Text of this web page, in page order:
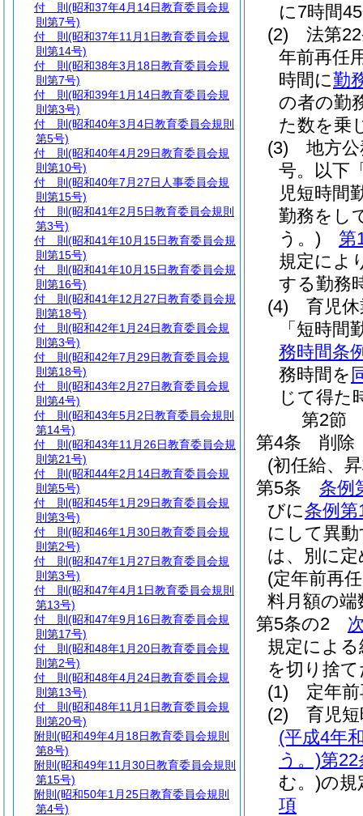
に7時間
(2)
法第
年前再任
時間に勤
の者の勤
た数を乗
(3)
地方
号。以下
児短時間
勤務をし
う。)
第
規定によ
する勤務
(4)
育児
「短時間
務時間条
務時間を
じて得た
第2節
第4条
削除
(初任給、
第5条
条例
びに条例第
にして異
は、別に
(定年前再
料月額の端
第5条の2
規定によ
を切り捨
(1)
定年
(2)
育児
(平成4年
う。)第22
む。)の規
項
付 則 (昭和37年4月14日教育委員会規
則第7号)
付 則 (昭和37年11月1日教育委員会規
則第14号)
付 則 (昭和38年3月18日教育委員会規
則第7号)
付 則 (昭和39年1月14日教育委員会規
則第3号)
付 則 (昭和40年3月4日教育委員会規則
第5号)
付 則 (昭和40年4月29日教育委員会規
則第10号)
付 則 (昭和40年7月27日人事委員会規
則第15号)
付 則 (昭和41年2月5日教育委員会規則
第3号)
付 則 (昭和41年10月15日教育委員会規
則第15号)
付 則 (昭和41年10月15日教育委員会規
則第16号)
付 則 (昭和41年12月27日教育委員会規
則第18号)
付 則 (昭和42年1月24日教育委員会規
則第3号)
付 則 (昭和42年7月29日教育委員会規
則第18号)
付 則 (昭和43年2月27日教育委員会規
則第4号)
付 則 (昭和43年5月2日教育委員会規則
第14号)
付 則 (昭和43年11月26日教育委員会規
則第21号)
付 則 (昭和44年2月14日教育委員会規
則第5号)
付 則 (昭和45年1月29日教育委員会規
則第3号)
付 則 (昭和46年1月30日教育委員会規
則第2号)
付 則 (昭和47年1月27日教育委員会規
則第3号)
付 則 (昭和47年4月1日教育委員会規則
第13号)
付 則 (昭和47年9月16日教育委員会規
則第17号)
付 則 (昭和48年1月20日教育委員会規
則第2号)
付 則 (昭和48年4月24日教育委員会規
則第13号)
付 則 (昭和48年11月1日教育委員会規
則第20号)
附則 (昭和49年4月18日教育委員会規則
第8号)
附則 (昭和49年11月30日教育委員会規則
第15号)
附則 (昭和50年1月25日教育委員会規則
第4号)